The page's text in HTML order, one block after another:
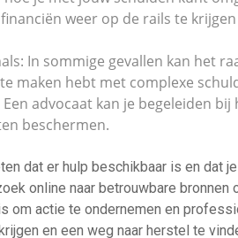
weer op de rails te
In sommige gevallen kan het
maken hebt met complexe
advocaat kan je begeleiden
beschermen.
dat er hulp beschikbaar is en dat
online naar betrouwbare bronnen
om actie te ondernemen en
en een weg naar herstel te